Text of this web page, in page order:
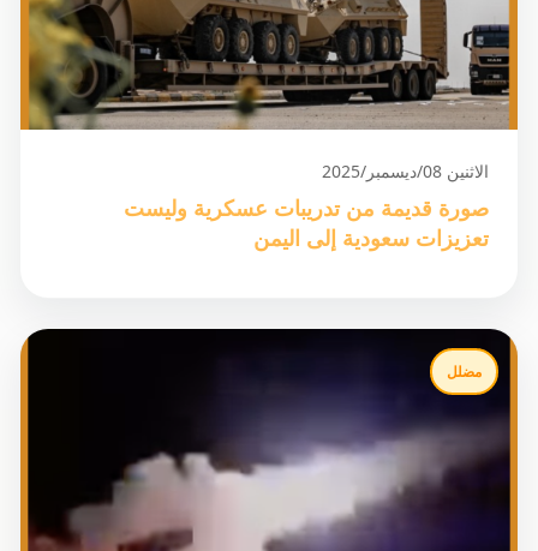
الاثنين 08/ديسمبر/2025
صورة قديمة من تدريبات عسكرية وليست
تعزيزات سعودية إلى اليمن
مضلل